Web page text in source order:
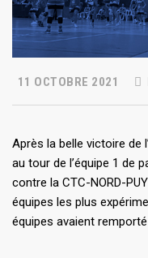
11 OCTOBRE 2021
Après la belle victoire de
au tour de l’équipe 1 de
contre la CTC-NORD-
équipes les plus
équipes avaient